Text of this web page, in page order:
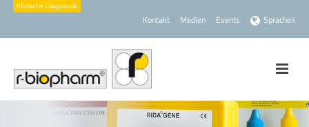
Kontakt Medien Events Sprachen